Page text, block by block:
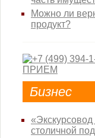
Можно ли
продукт?
Бизнес
«Экскурсовод
столичной